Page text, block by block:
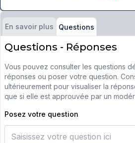
En savoir plus Questions
Questions - Réponses
Vous pouvez consulter les questions
réponses ou poser votre question.
ultérieurement pour visualiser la
que si elle est approuvée par un
Posez votre question